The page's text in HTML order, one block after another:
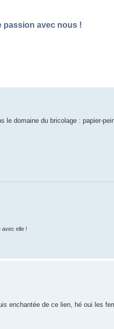
passion avec nous !
le domaine du bricolage : papier-
avec elle !
enchantée de ce lien, hé oui les